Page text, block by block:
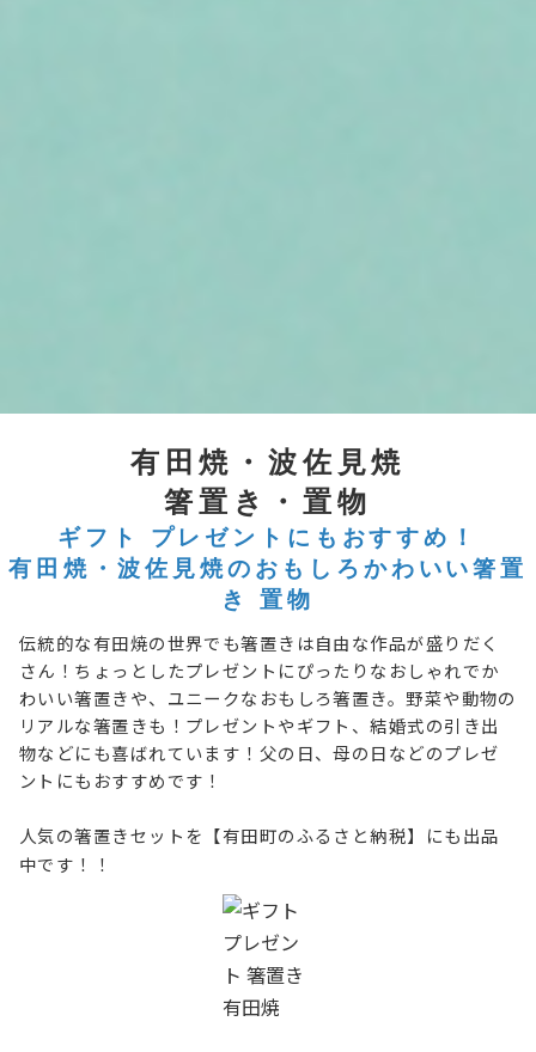
有田焼・波佐見焼
箸置き・置物
ギフト プレゼントにもおすすめ！
有田焼・波佐見焼のおもしろかわいい箸置
き 置物
伝統的な有田焼の世界でも箸置きは自由な作品が盛りだく
さん！ちょっとしたプレゼントにぴったりなおしゃれでか
わいい箸置きや、ユニークなおもしろ箸置き。野菜や動物の
リアルな箸置きも！プレゼントやギフト、結婚式の引き出
物などにも喜ばれています！父の日、母の日などのプレゼ
ントにもおすすめです！
人気の箸置きセットを 【有田町のふるさと納税】
にも出品
中です！！